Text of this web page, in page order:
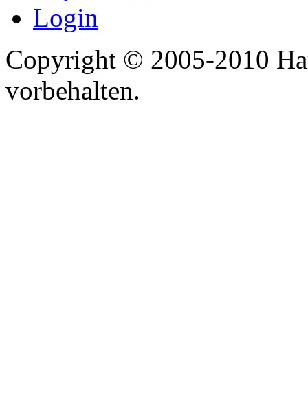
Login
Copyright © 2005-2010
vorbehalten.